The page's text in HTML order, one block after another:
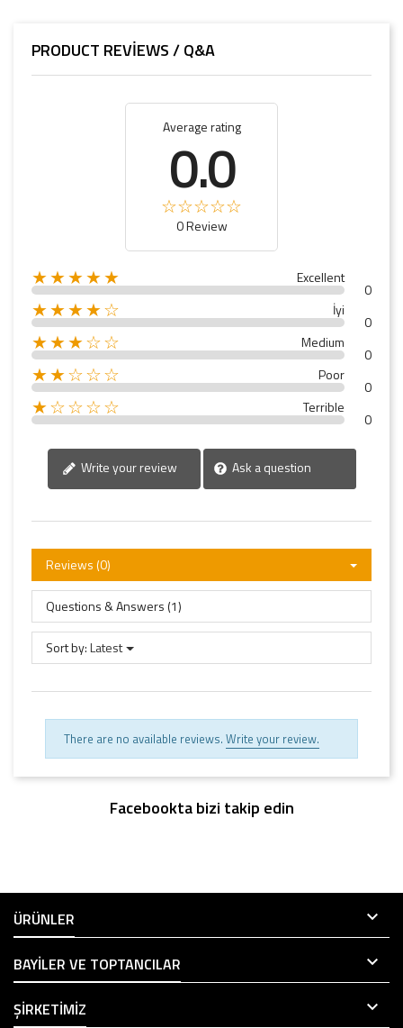
PRODUCT REVIEWS / Q&A
Average rating
0.0
0 Review
★★★★★ Excellent
0
★★★★☆ İyi
0
★★★☆☆ Medium
0
★★☆☆☆ Poor
0
★☆☆☆☆ Terrible
0
Write your review Ask a question
Reviews (0)
Questions & Answers (1)
Sort by:Latest
There are no available reviews. Write your review.
Facebookta bizi takip edin
ÜRÜNLER 
BAYILER VE TOPTANCILAR 
ŞIRKETIMIZ 